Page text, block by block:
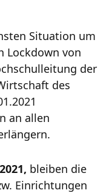
Situation um
Lockdown von
der
des
an allen
bleiben die
Einrichtungen